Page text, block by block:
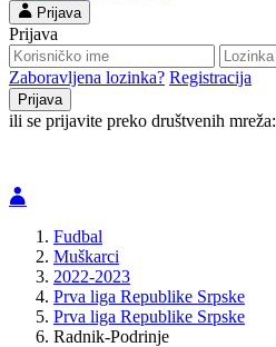
Prijava
Prijava
Zaboravljena lozinka? Registracija
ili se prijavite preko društvenih mreža:
Fudbal
Muškarci
2022-2023
Prva liga Republike Srpske
Prva liga Republike Srpske
Radnik-Podrinje